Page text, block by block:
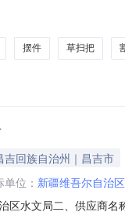
新疆维吾尔自治区本
摆件 草扫把
吉回族自治州｜昌吉市
位： 新疆维吾尔自治
区水文局二、供应商